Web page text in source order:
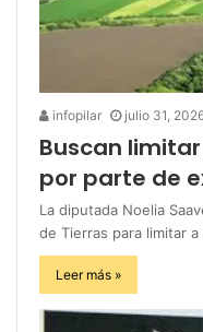
infopilar julio 31,
Buscan
por parte de
La diputada Noelia
de Tierras para limitar
Leer más »